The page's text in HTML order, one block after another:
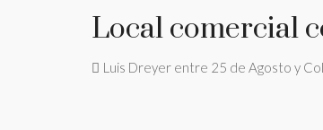
Local comercial
Luis Dreyer entre 25 de Agosto y